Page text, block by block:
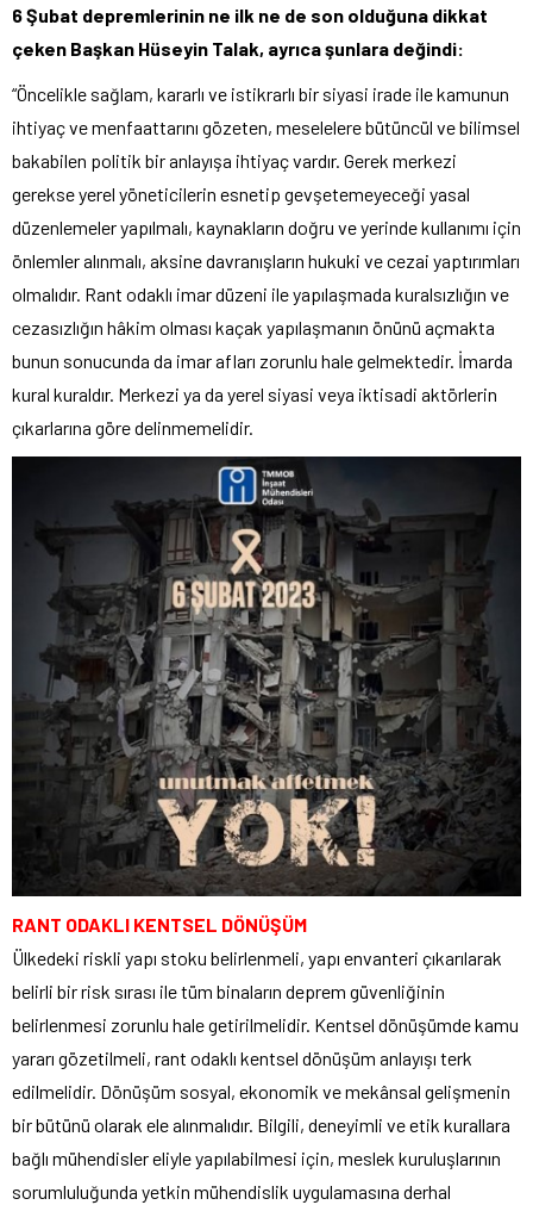
6 Şubat depremlerinin ne ilk ne de son olduğuna dikkat
çeken Başkan Hüseyin Talak, ayrıca şunlara değindi:
“Öncelikle sağlam, kararlı ve istikrarlı bir siyasi irade ile kamunun
ihtiyaç ve menfaattarını gözeten, meselelere bütüncül ve bilimsel
bakabilen politik bir anlayışa ihtiyaç vardır. Gerek merkezi
gerekse yerel yöneticilerin esnetip gevşetemeyeceği yasal
düzenlemeler yapılmalı, kaynakların doğru ve yerinde kullanımı için
önlemler alınmalı, aksine davranışların hukuki ve cezai yaptırımları
olmalıdır. Rant odaklı imar düzeni ile yapılaşmada kuralsızlığın ve
cezasızlığın hâkim olması kaçak yapılaşmanın önünü açmakta
bunun sonucunda da imar afları zorunlu hale gelmektedir. İmarda
kural kuraldır. Merkezi ya da yerel siyasi veya iktisadi aktörlerin
çıkarlarına göre delinmemelidir.
RANT ODAKLI KENTSEL DÖNÜŞÜM
Ülkedeki riskli yapı stoku belirlenmeli, yapı envanteri çıkarılarak
belirli bir risk sırası ile tüm binaların deprem güvenliğinin
belirlenmesi zorunlu hale getirilmelidir. Kentsel dönüşümde kamu
yararı gözetilmeli, rant odaklı kentsel dönüşüm anlayışı terk
edilmelidir. Dönüşüm sosyal, ekonomik ve mekânsal gelişmenin
bir bütünü olarak ele alınmalıdır. Bilgili, deneyimli ve etik kurallara
bağlı mühendisler eliyle yapılabilmesi için, meslek kuruluşlarının
sorumluluğunda yetkin mühendislik uygulamasına derhal